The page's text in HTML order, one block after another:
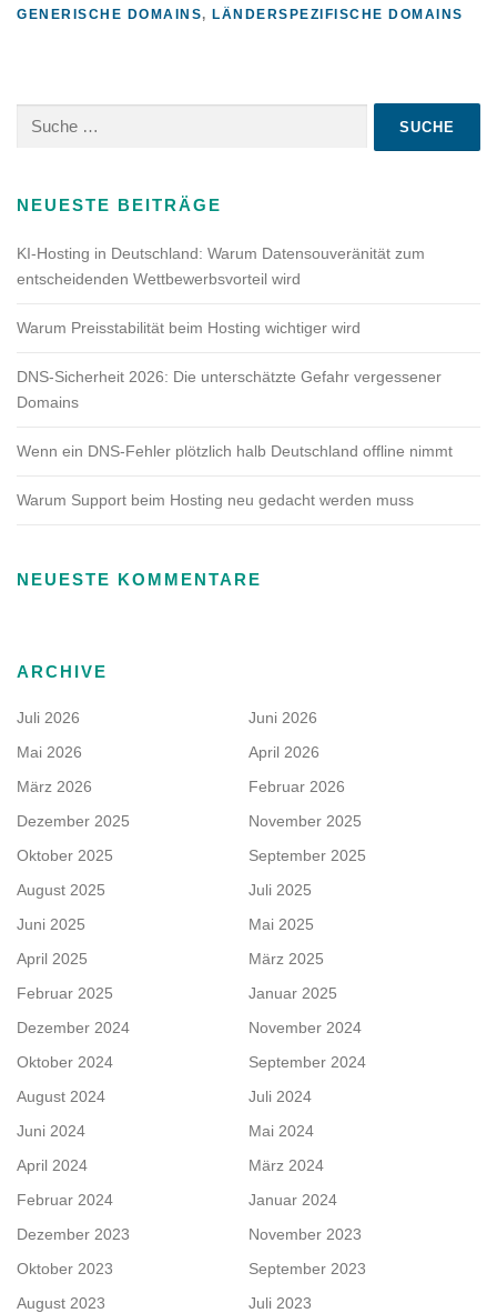
GENERISCHE DOMAINS, LÄNDERSPEZIFISCHE DOMAINS
nach:
NEUESTE BEITRÄGE
KI-Hosting in Deutschland: Warum Datensouveränität zum
entscheidenden Wettbewerbsvorteil wird
Warum Preisstabilität beim Hosting wichtiger wird
DNS-Sicherheit 2026: Die unterschätzte Gefahr vergessener
Domains
Wenn ein DNS-Fehler plötzlich halb Deutschland offline nimmt
Warum Support beim Hosting neu gedacht werden muss
NEUESTE KOMMENTARE
ARCHIVE
Juli 2026
Juni 2026
Mai 2026
April 2026
März 2026
Februar 2026
Dezember 2025
November 2025
Oktober 2025
September 2025
August 2025
Juli 2025
Juni 2025
Mai 2025
April 2025
März 2025
Februar 2025
Januar 2025
Dezember 2024
November 2024
Oktober 2024
September 2024
August 2024
Juli 2024
Juni 2024
Mai 2024
April 2024
März 2024
Februar 2024
Januar 2024
Dezember 2023
November 2023
Oktober 2023
September 2023
August 2023
Juli 2023